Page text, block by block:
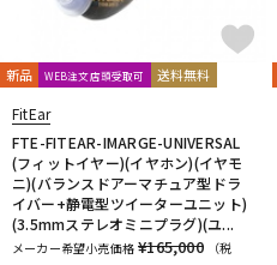
新品 WEB注文店頭受取可 送料無料
FitEar
FTE-FITEAR-IMARGE-UNIVERSAL
(フィットイヤー)(イヤホン)(イヤモ
ニ)(バランスドアーマチュア型ドラ
イバー+静電型ツイーターユニット)
(3.5mmステレオミニプラグ)(ユ...
メーカー希望小売価格 ¥165,000
（税